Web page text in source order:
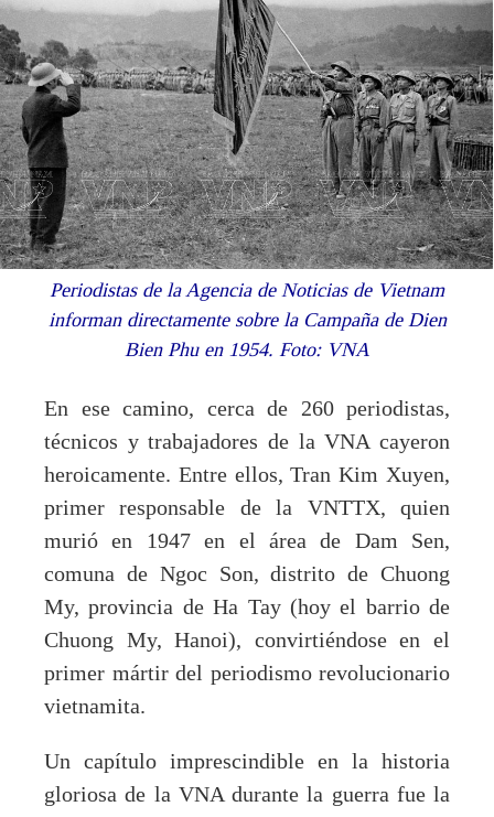
Periodistas de la Agencia de Noticias de Vietnam
informan directamente sobre la Campaña de Dien
Bien Phu en 1954. Foto: VNA
En ese camino, cerca de 260 periodistas,
técnicos y trabajadores de la VNA cayeron
heroicamente. Entre ellos, Tran Kim Xuyen,
primer responsable de la VNTTX, quien
murió en 1947 en el área de Dam Sen,
comuna de Ngoc Son, distrito de Chuong
My, provincia de Ha Tay (hoy el barrio de
Chuong My, Hanoi), convirtiéndose en el
primer mártir del periodismo revolucionario
vietnamita.
Un capítulo imprescindible en la historia
gloriosa de la VNA durante la guerra fue la